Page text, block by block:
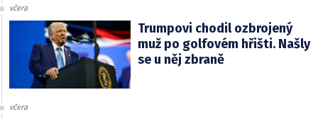
včera
Trumpovi chodil ozbrojený
muž po golfovém hřišti. Našly
se u něj zbraně
včera